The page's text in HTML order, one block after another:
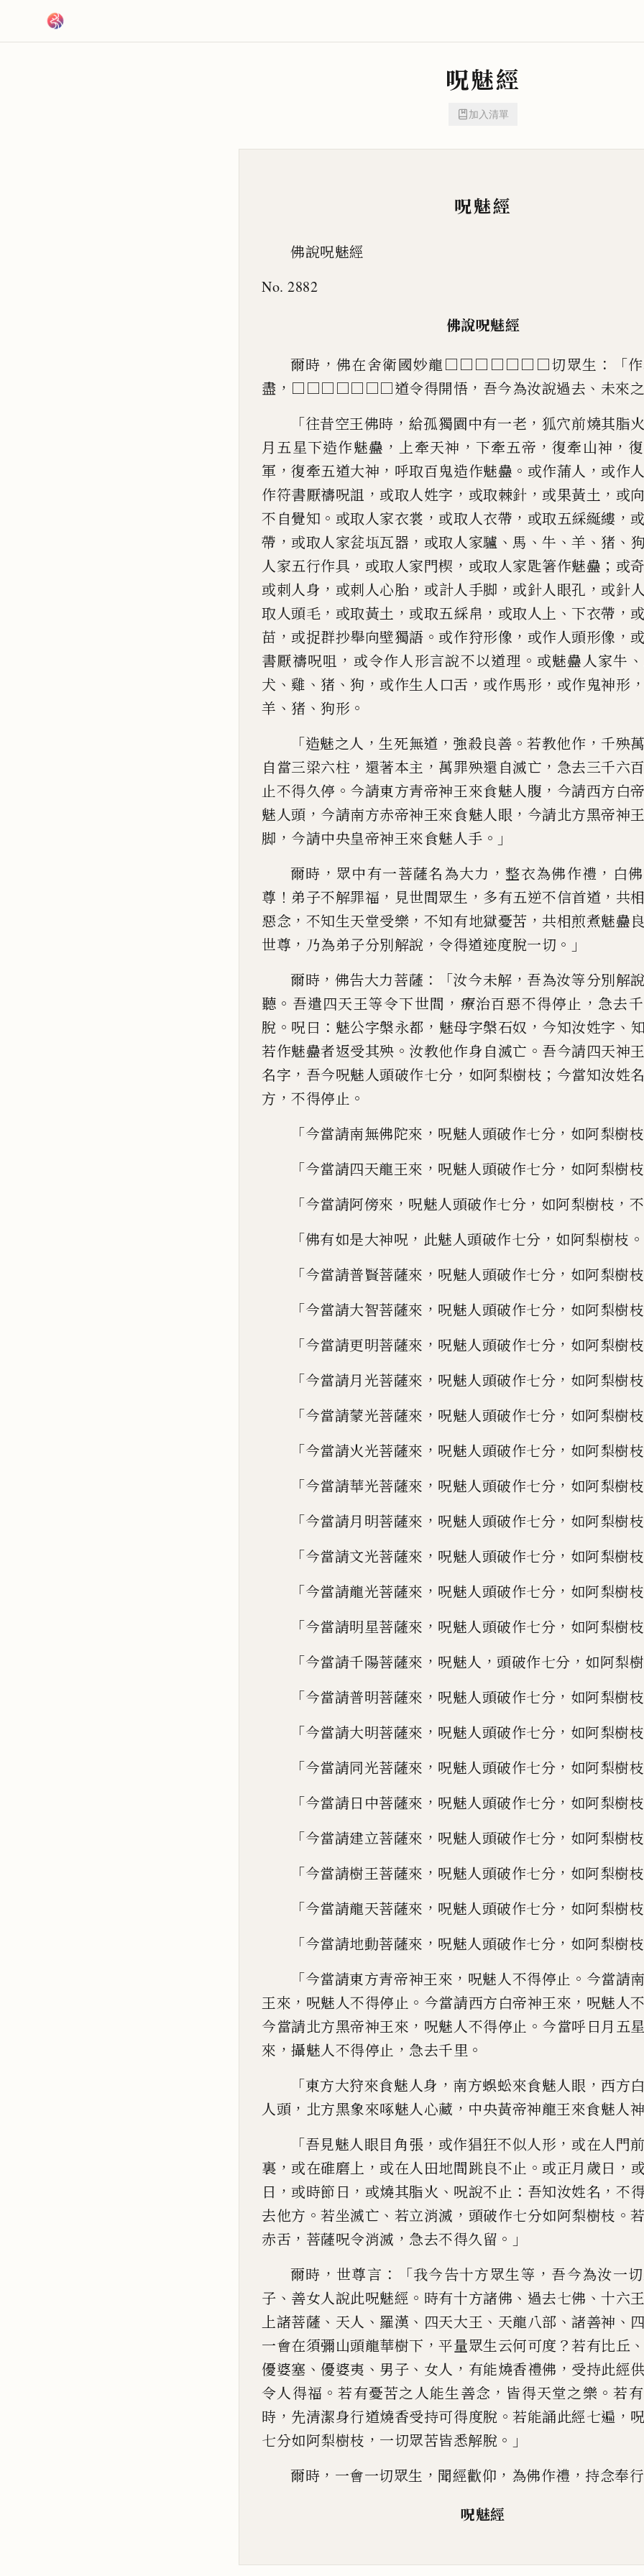
呪魅經
加入清單
呪魅經
佛說呪魅經
No. 2882
佛說呪魅經
爾時 ，佛在舍衛國妙龍□□□□□□□切眾生 ：「
盡 ， □□□□□□□道令得開悟 ， 吾今為汝說過去 、 未來
「往昔空王佛時 ， 給孤獨園中有一老 ， 狐穴前燒其脂火
月五星下造作魅蠱 ， 上牽天神 ， 下牽五帝 ，復牽山神 ，
軍 ，復牽五道大神 ， 呼取百鬼造作魅蠱 。 或作蒲人 ， 或作
作符書厭禱呪詛 ， 或取人姓字 ， 或取棘針 ， 或果黃土 ， 或
不自覺知 。 或取人家衣裳 ， 或取人衣帶 ， 或取五綵綖縷 ，
帶 ， 或取人家瓫𤬪瓦器 ， 或取人家驢 、 馬 、牛 、羊 、 猪 、
人家五行作具 ， 或取人家門楔 ， 或取人家匙箸作魅蠱 ； 或奇
或刺人身 ， 或刺人心胎 ， 或計人手脚 ， 或針人眼孔 ， 或針人
取人頭毛 ， 或取黃土 ， 或取五綵帛 ， 或取人上 、 下衣帶 ，
苗 ， 或捉群抄舉向壁獨語 。 或作狩形像 ， 或作人頭形像 ，
書厭禱呪咀 ， 或令作人形言說不以道理 。 或魅蠱人家牛 、
犬 、雞 、 猪 、狗 ， 或作生人口舌 ， 或作馬形 ， 或作鬼神形 ，
羊 、 猪 、 狗形 。
「造魅之人 ，生死無道 ， 強殺良善 。若教他作 ，千殃
自當三梁六柱 ， 還著本主 ， 萬罪殃還自滅亡 ， 急去三千六百
止不得久停 。 今請東方青帝神王來食魅人腹 ， 今請西方白
魅人頭 ， 今請南方赤帝神王來食魅人眼 ， 今請北方黑帝神
脚 ， 今請中央皇帝神王來食魅人手 。」
爾時 ， 眾中有一菩薩名為大力 ，整衣為佛作禮 ， 白
尊 ！ 弟子不解罪福 ， 見世間眾生 ， 多有五逆不信首道 ， 共相
惡念 ， 不知生天堂受樂 ， 不知有地獄憂苦 ，共相煎煮魅蠱
世尊 ， 乃為弟子分別解說 ， 令得道迹度脫一切 。」
爾時 ， 佛告大力菩薩 ：「汝今未解 ， 吾為汝等分別解說
聽 。 吾遣四天王等令下世間 ， 療治百惡不得停止 ， 急去
脫 。 呪曰 ： 魅公字槃永都 ， 魅母字槃石奴 ， 今知汝姓字 、
若作魅蠱者返受其殃 。 汝教他作身自滅亡 。 吾今請四天神王
名字 ， 吾今呪魅人頭破作七分 ， 如阿梨樹枝 ； 今當知汝姓名
方 ， 不得停止 。
「今當請南無佛陀來 ， 呪魅人頭破作七分 ， 如阿梨樹枝
「今當請四天龍王來 ， 呪魅人頭破作七分 ， 如阿梨樹枝
「今當請阿傍來 ， 呪魅人頭破作七分 ， 如阿梨樹枝 ，
「佛有如是大神呪 ， 此魅人頭破作七分 ， 如阿梨樹枝 。
「今當請普賢菩薩來 ， 呪魅人頭破作七分 ， 如阿梨樹枝
「今當請大智菩薩來 ， 呪魅人頭破作七分 ， 如阿梨樹枝
「今當請更明菩薩來 ， 呪魅人頭破作七分 ， 如阿梨樹枝
「今當請月光菩薩來 ， 呪魅人頭破作七分 ， 如阿梨樹枝
「今當請蒙光菩薩來 ， 呪魅人頭破作七分 ， 如阿梨樹枝
「今當請火光菩薩來 ， 呪魅人頭破作七分 ， 如阿梨樹枝
「今當請華光菩薩來 ， 呪魅人頭破作七分 ， 如阿梨樹枝
「今當請月明菩薩來 ， 呪魅人頭破作七分 ， 如阿梨樹枝
「今當請文光菩薩來 ， 呪魅人頭破作七分 ， 如阿梨樹枝
「今當請龍光菩薩來 ， 呪魅人頭破作七分 ， 如阿梨樹枝
「今當請明星菩薩來 ， 呪魅人頭破作七分 ， 如阿梨樹枝
「今當請千陽菩薩來 ， 呪魅人 ， 頭破作七分 ， 如阿梨樹
「今當請普明菩薩來 ， 呪魅人頭破作七分 ， 如阿梨樹枝
「今當請大明菩薩來 ， 呪魅人頭破作七分 ， 如阿梨樹枝
「今當請同光菩薩來 ， 呪魅人頭破作七分 ， 如阿梨樹枝
「今當請日中菩薩來 ， 呪魅人頭破作七分 ， 如阿梨樹枝
「今當請建立菩薩來 ， 呪魅人頭破作七分 ， 如阿梨樹枝
「今當請樹王菩薩來 ， 呪魅人頭破作七分 ， 如阿梨樹枝
「今當請龍天菩薩來 ， 呪魅人頭破作七分 ， 如阿梨樹枝
「今當請地動菩薩來 ， 呪魅人頭破作七分 ， 如阿梨樹枝
「今當請東方青帝神王來 ， 呪魅人不得停止 。 今當請
王來 ， 呪魅人不得停止 。 今當請西方白帝神王來 ， 呪魅人
今當請北方黑帝神王來 ， 呪魅人不得停止 。 今當呼日月五
來 ， 攝魅人不得停止 ， 急去千里 。
「東方大狩來食魅人身 ， 南方蜈蚣來食魅人眼 ， 西方
人頭 ， 北方黑象來啄魅人心藏 ， 中央黃帝神龍王來食魅人神
「吾見魅人眼目角張 ， 或作猖狂不似人形 ， 或在人門前
裏 ， 或在碓磨上 ， 或在人田地間跳良不止 。 或正月歲日 ，
日 ， 或時節 日 ， 或燒其脂火 、 呪說不止 ： 吾知汝姓名 ， 不
去他方 。若坐滅亡 、 若立消滅 ， 頭破作七分如阿梨樹枝 。
赤舌 ， 菩薩呪令消滅 ， 急去不得久留 。」
爾時 ， 世尊言 ：「我今告十方眾生等 ， 吾今為汝一
子 、 善女人說此呪魅經 。 時有十方諸佛 、 過去七佛 、十六
上諸菩薩 、 天人 、 羅漢 、 四天大王 、 天龍八部 、諸善神 、
一會在須彌山頭龍華樹下 ，平量眾生云何可度 ？若有比丘 、
優婆塞 、優婆夷 、 男子 、 女人 ， 有能燒香禮佛 ， 受持此經
令人得福 。若有憂苦之人能生善念 ， 皆得天堂之樂 。若
時 ， 先清潔身行道燒香受持可得度脫 。若能誦此經七遍 ，
七分如阿梨樹枝 ， 一切眾苦皆悉解脫 。」
爾時 ， 一會一切眾生 ， 聞經歡仰 ， 為佛作禮 ， 持念奉行
呪魅經